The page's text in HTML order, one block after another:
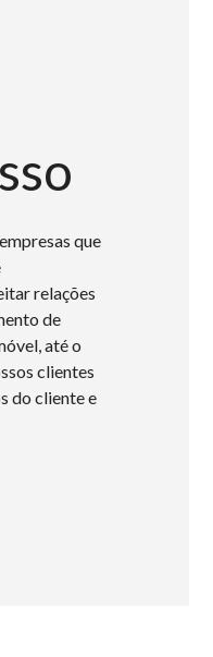
que
relações
de
até o
clientes
do cliente e